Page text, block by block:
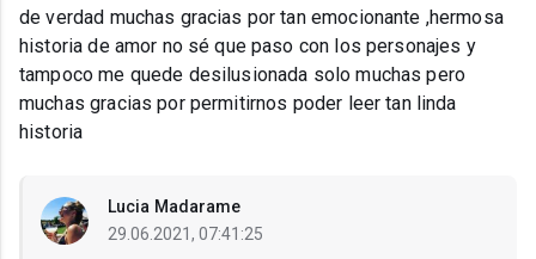
de verdad muchas gracias por tan emocionante ,hermosa
historia de amor no sé que paso con los personajes y
tampoco me quede desilusionada solo muchas pero
muchas gracias por permitirnos poder leer tan linda
historia
Lucia Madarame
29.06.2021, 07:41:25